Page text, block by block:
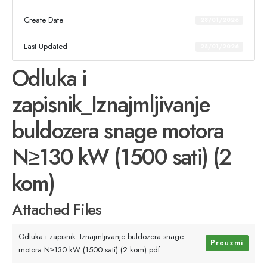
Create Date
Last Updated
Odluka i
zapisnik_Iznajmljivanje
buldozera snage motora
N≥130 kW (1500 sati) (2
kom)
Attached Files
Odluka i zapisnik_Iznajmljivanje buldozera snage
motora N≥130 kW (1500 sati) (2 kom).pdf
Preuzmi